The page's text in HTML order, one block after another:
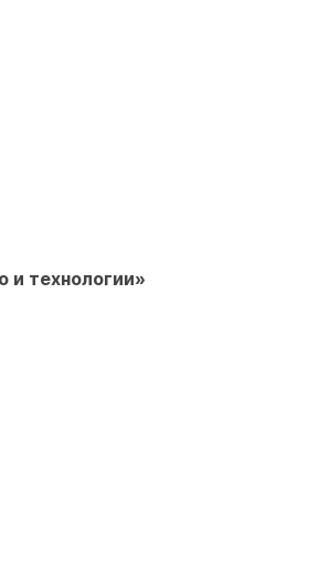
и технологии»